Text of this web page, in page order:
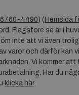
4490) ( Hemsida
Flagstore.se är i
inte att vi även
varor och därför kan
Vi kommer att
Har du
klicka här.